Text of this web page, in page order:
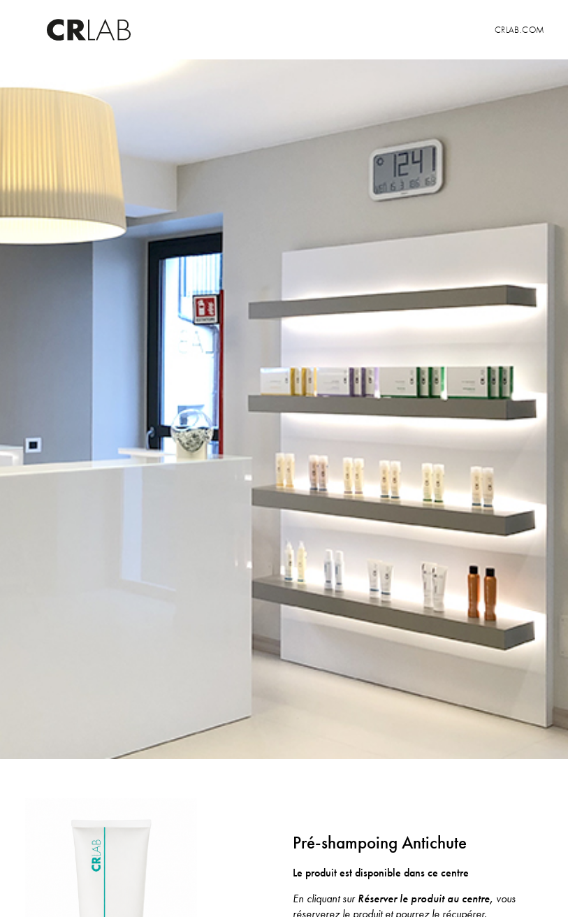
CRLAB.COM
Pré-shampoing Antichute
Le produit est disponible dans ce centre
En cliquant sur Réserver le produit au centre, vous
réserverez le produit et pourrez le récupérer.